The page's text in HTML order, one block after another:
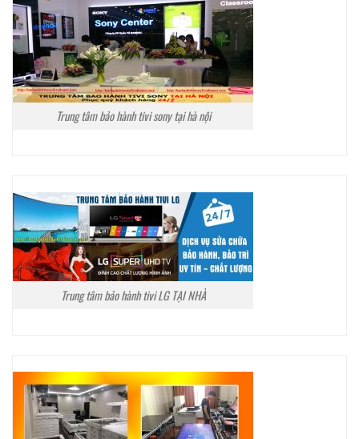
Trung tâm bảo hành tivi sony tại hà nội
Trung tâm bảo hành tivi LG TẠI NHÀ